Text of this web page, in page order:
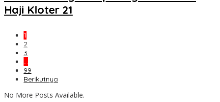
Haji Kloter 21
1
2
3
…
99
Berikutnya
No More Posts Available.